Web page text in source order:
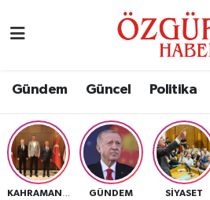
Gündem Güncel Politika
GÜNDEM SIYASET
Eğitim
Ekonomi
Nöbetçi Eczaneler
Namaz Vakitleri
Trafik Durumu